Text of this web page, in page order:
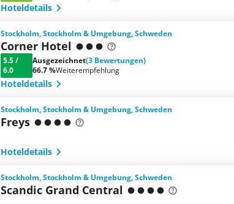
Hoteldetails
Stockholm, Stockholm & Umgebung, Schweden
Corner Hotel
5.5/
6.0
Ausgezeichnet(3 Bewertungen)
66.7 %Weiterempfehlung
Hoteldetails
Stockholm, Stockholm & Umgebung, Schweden
Freys
Hoteldetails
Stockholm, Stockholm & Umgebung, Schweden
Scandic Grand Central